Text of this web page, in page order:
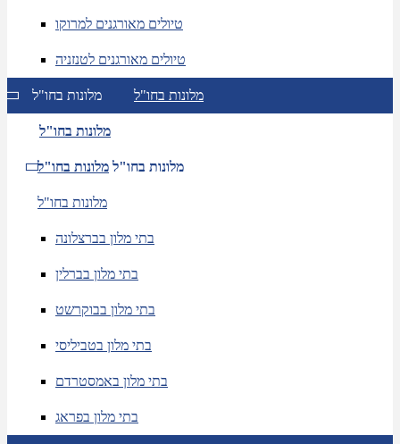
טיולים מאורגנים למרוקו
טיולים מאורגנים לטנזניה
מלונות בחו"ל מלונות בחו"ל
מלונות בחו"ל
מלונות בחו"ל מלונות בחו"ל
מלונות בחו"ל
בתי מלון בברצלונה
בתי מלון בברלין
בתי מלון בבוקרשט
בתי מלון בטביליסי
בתי מלון באמסטרדם
בתי מלון בפראג